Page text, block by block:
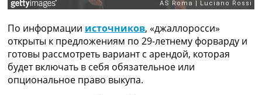
Рейтинг ФИФА
RU
UA
Categories
По информации источников, «джаллоросси»
открыты к предложениям по 29-летнему форварду и
готовы рассмотреть вариант с арендой, которая
будет включать в себя обязательное или
опциональное право выкупа.